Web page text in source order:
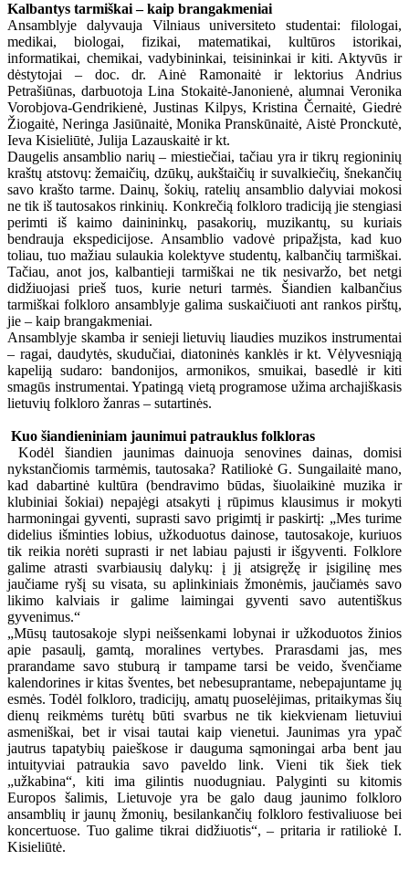
Kalbantys tarmiškai – kaip brangakmeniai
Ansamblyje dalyvauja Vilniaus universiteto studentai: filologai,
medikai, biologai, fizikai, matematikai, kultūros istorikai,
informatikai, chemikai, vadybininkai, teisininkai ir kiti. Aktyvūs ir
dėstytojai – doc. dr. Ainė Ramonaitė ir lektorius Andrius
Petrašiūnas, darbuotoja Lina Stokaitė-Janonienė, alumnai Veronika
Vorobjova-Gendrikienė, Justinas Kilpys, Kristina Černaitė, Giedrė
Žiogaitė, Neringa Jasiūnaitė, Monika Pranskūnaitė, Aistė Pronckutė,
Ieva Kisieliūtė, Julija Lazauskaitė ir kt.
Daugelis ansamblio narių – miestiečiai, tačiau yra ir tikrų regioninių
kraštų atstovų: žemaičių, dzūkų, aukštaičių ir suvalkiečių, šnekančių
savo krašto tarme. Dainų, šokių, ratelių ansamblio dalyviai mokosi
ne tik iš tautosakos rinkinių. Konkrečią folkloro tradiciją jie stengiasi
perimti iš kaimo dainininkų, pasakorių, muzikantų, su kuriais
bendrauja ekspedicijose. Ansamblio vadovė pripažįsta, kad kuo
toliau, tuo mažiau sulaukia kolektyve studentų, kalbančių tarmiškai.
Tačiau, anot jos, kalbantieji tarmiškai ne tik nesivaržo, bet netgi
didžiuojasi prieš tuos, kurie neturi tarmės. Šiandien kalbančius
tarmiškai folkloro ansamblyje galima suskaičiuoti ant rankos pirštų,
jie – kaip brangakmeniai.
Ansamblyje skamba ir senieji lietuvių liaudies muzikos instrumentai
– ragai, daudytės, skudučiai, diatoninės kanklės ir kt. Vėlyvesniąją
kapeliją sudaro: bandonijos, armonikos, smuikai, basedlė ir kiti
smagūs instrumentai. Ypatingą vietą programose užima archajiškasis
lietuvių folkloro žanras – sutartinės.
Kuo šiandieniniam jaunimui patrauklus folkloras
Kodėl šiandien jaunimas dainuoja senovines dainas, domisi
nykstančiomis tarmėmis, tautosaka? Ratiliokė G. Sungailaitė mano,
kad dabartinė kultūra (bendravimo būdas, šiuolaikinė muzika ir
klubiniai šokiai) nepajėgi atsakyti į rūpimus klausimus ir mokyti
harmoningai gyventi, suprasti savo prigimtį ir paskirtį: „Mes turime
didelius išminties lobius, užkoduotus dainose, tautosakoje, kuriuos
tik reikia norėti suprasti ir net labiau pajusti ir išgyventi. Folklore
galime atrasti svarbiausių dalykų: į jį atsigręžę ir įsigilinę mes
jaučiame ryšį su visata, su aplinkiniais žmonėmis, jaučiamės savo
likimo kalviais ir galime laimingai gyventi savo autentiškus
gyvenimus.“
„Mūsų tautosakoje slypi neišsenkami lobynai ir užkoduotos žinios
apie pasaulį, gamtą, moralines vertybes. Prarasdami jas, mes
prarandame savo stuburą ir tampame tarsi be veido, švenčiame
kalendorines ir kitas šventes, bet nebesuprantame, nebepajuntame jų
esmės. Todėl folkloro, tradicijų, amatų puoselėjimas, pritaikymas šių
dienų reikmėms turėtų būti svarbus ne tik kiekvienam lietuviui
asmeniškai, bet ir visai tautai kaip vienetui. Jaunimas yra ypač
jautrus tapatybių paieškose ir dauguma sąmoningai arba bent jau
intuityviai patraukia savo paveldo link. Vieni tik šiek tiek
„užkabina“, kiti ima gilintis nuodugniau. Palyginti su kitomis
Europos šalimis, Lietuvoje yra be galo daug jaunimo folkloro
ansamblių ir jaunų žmonių, besilankančių folkloro festivaliuose bei
koncertuose. Tuo galime tikrai didžiuotis“, – pritaria ir ratiliokė I.
Kisieliūtė.